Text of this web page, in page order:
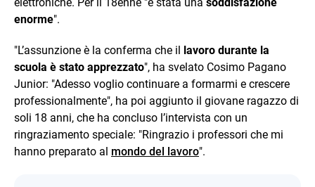
enorme".
"L’assunzione è la conferma che il lavoro durante la
scuola è stato apprezzato", ha svelato Cosimo Pagano
Junior: "Adesso voglio continuare a formarmi e crescere
professionalmente", ha poi aggiunto il giovane ragazzo di
soli 18 anni, che ha concluso l’intervista con un
ringraziamento speciale: "Ringrazio i professori che mi
hanno preparato al mondo del lavoro".